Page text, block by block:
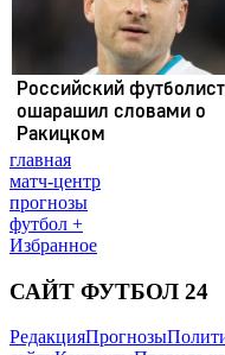
главная
матч-центр
прогнозы
футбол +
Избранное
САЙТ ФУТБОЛ 24
РедакцияПрогнозы